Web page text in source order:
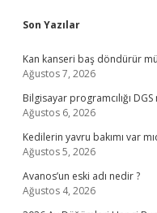
Sidebar
Son Yazılar
Kan kanseri baş döndürür
Ağustos 7, 2026
Bilgisayar programcılığı
Ağustos 6, 2026
Kedilerin yavru bakımı var
Ağustos 5, 2026
Avanos’un eski adı nedir ?
Ağustos 4, 2026